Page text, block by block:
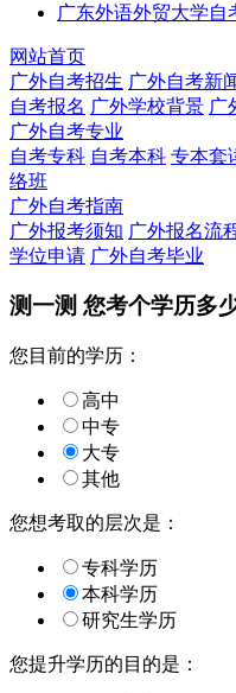
广东外语外贸大学自
网站首页
广外自考招生 广外自考新
自考报名 广外学校背景 广
广外自考专业
自考专科 自考本科 专本套
络班
广外自考指南
广外报考须知 广外报名流
学位申请 广外自考毕业
测一测 您考个学历多
您目前的学历：
高中
中专
大专
其他
您想考取的层次是：
专科学历
本科学历
研究生学历
您提升学历的目的是：